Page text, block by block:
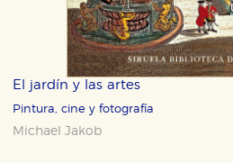
El jardín y las artes
Pintura, cine y fotografía
Michael Jakob